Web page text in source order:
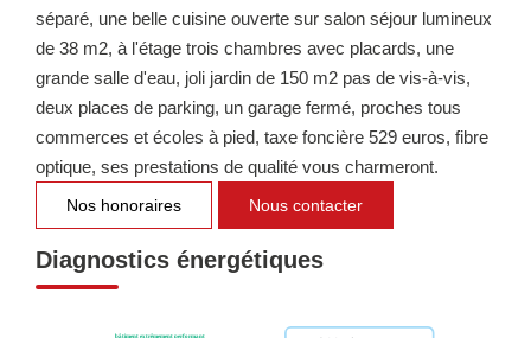
séparé, une belle cuisine ouverte sur salon séjour lumineux
de 38 m2, à l'étage trois chambres avec placards, une
grande salle d'eau, joli jardin de 150 m2 pas de vis-à-vis,
deux places de parking, un garage fermé, proches tous
commerces et écoles à pied, taxe foncière 529 euros, fibre
optique, ses prestations de qualité vous charmeront.
Nos honoraires Nous contacter
Diagnostics énergétiques